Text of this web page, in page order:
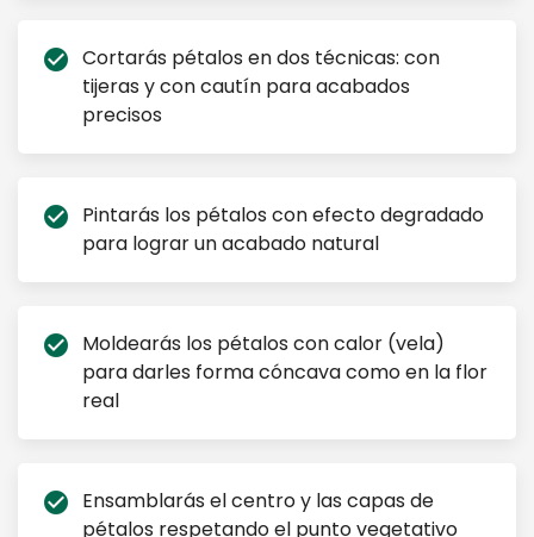
check_circle Cortarás pétalos en dos técnicas: con
tijeras y con cautín para acabados
precisos
check_circle Pintarás los pétalos con efecto degradado
para lograr un acabado natural
check_circle Moldearás los pétalos con calor (vela)
para darles forma cóncava como en la flor
real
check_circle Ensamblarás el centro y las capas de
pétalos respetando el punto vegetativo